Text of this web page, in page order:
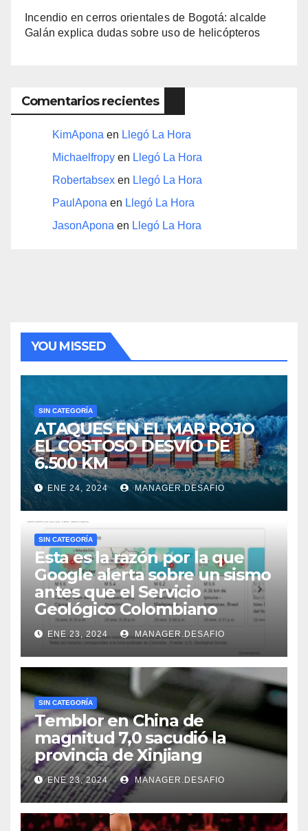
Incendio en cerros orientales de Bogotá: alcalde
Galán explica dudas sobre uso de helicópteros
Comentarios recientes
KimApona en Llegó La Hora
Michaelfropy en Llegó La Hora
Robertabsex en Llegó La Hora
PaulApona en Llegó La Hora
JasonApona en Llegó La Hora
YOU MISSED
SIN CATEGORÍA
ATAQUES EN EL MAR ROJO
EL COSTOSO DESVÍO DE
6.500 KM
ENE 24, 2024 MANAGER.DESAFIO
SIN CATEGORÍA
Esta es la razón por la que
Google alerta sobre un sismo
antes que el Servicio
Geológico Colombiano
ENE 23, 2024 MANAGER.DESAFIO
SIN CATEGORÍA
Temblor en China de
magnitud 7,0 sacudió la
provincia de Xinjiang
ENE 23, 2024 MANAGER.DESAFIO